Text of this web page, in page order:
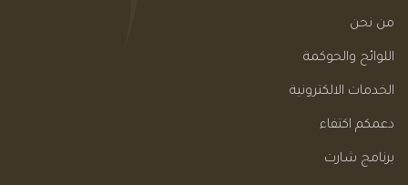
من نحن
اللوائح والحوكمة
الخدمات الالكترونية
دعمكم اكتفاء
برنامج شارت